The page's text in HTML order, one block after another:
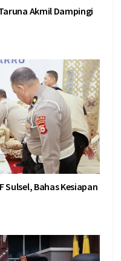
Akmil Dampingi
Sulsel, Bahas Kesiapan